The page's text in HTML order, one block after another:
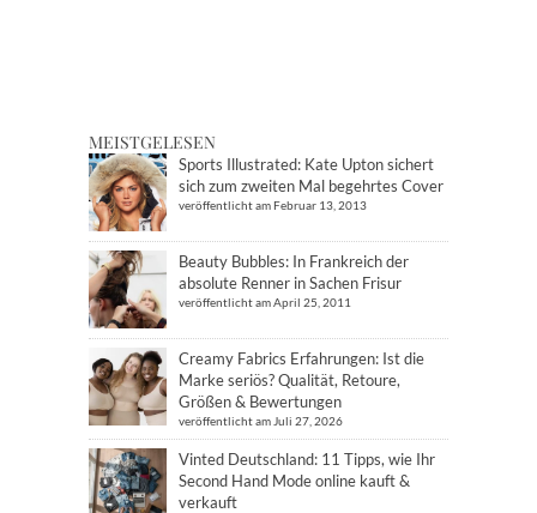
MEISTGELESEN
Sports Illustrated: Kate Upton sichert
sich zum zweiten Mal begehrtes Cover
veröffentlicht am Februar 13, 2013
Beauty Bubbles: In Frankreich der
absolute Renner in Sachen Frisur
veröffentlicht am April 25, 2011
Creamy Fabrics Erfahrungen: Ist die
Marke seriös? Qualität, Retoure,
Größen & Bewertungen
veröffentlicht am Juli 27, 2026
Vinted Deutschland: 11 Tipps, wie Ihr
Second Hand Mode online kauft &
verkauft